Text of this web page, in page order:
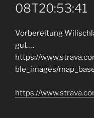
08T20:53:41
Vorbereitung
gut….
https://
ble_images/
https://